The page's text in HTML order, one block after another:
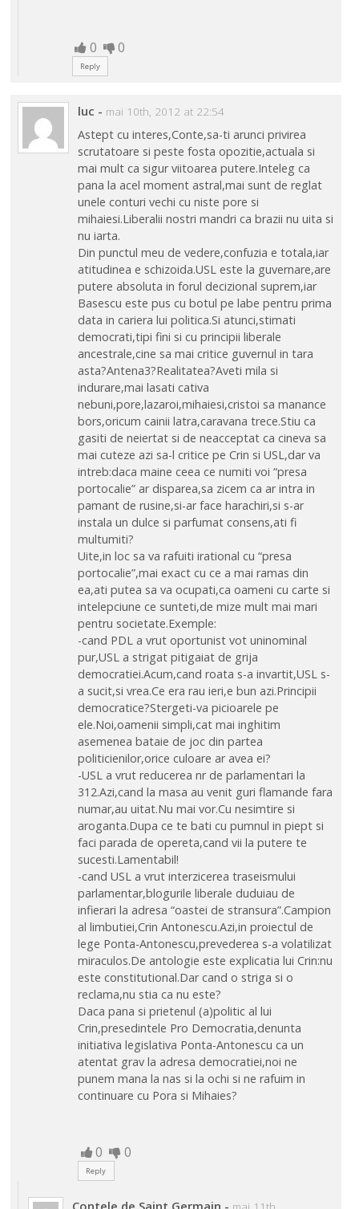
0 0
Reply
luc - mai 10th, 2012 at 22:54
Astept cu interes,Conte,sa-ti arunci privirea
scrutatoare si peste fosta opozitie,actuala si
mai mult ca sigur viitoarea putere.Inteleg ca
pana la acel moment astral,mai sunt de reglat
unele conturi vechi cu niste pore si
mihaiesi.Liberalii nostri mandri ca brazii nu uita si
nu iarta.
Din punctul meu de vedere,confuzia e totala,iar
atitudinea e schizoida.USL este la guvernare,are
putere absoluta in forul decizional suprem,iar
Basescu este pus cu botul pe labe pentru prima
data in cariera lui politica.Si atunci,stimati
democrati,tipi fini si cu principii liberale
ancestrale,cine sa mai critice guvernul in tara
asta?Antena3?Realitatea?Aveti mila si
indurare,mai lasati cativa
nebuni,pore,lazaroi,mihaiesi,cristoi sa manance
bors,oricum cainii latra,caravana trece.Stiu ca
gasiti de neiertat si de neacceptat ca cineva sa
mai cuteze azi sa-l critice pe Crin si USL,dar va
intreb:daca maine ceea ce numiti voi “presa
portocalie” ar disparea,sa zicem ca ar intra in
pamant de rusine,si-ar face harachiri,si s-ar
instala un dulce si parfumat consens,ati fi
multumiti?
Uite,in loc sa va rafuiti irational cu “presa
portocalie”,mai exact cu ce a mai ramas din
ea,ati putea sa va ocupati,ca oameni cu carte si
intelepciune ce sunteti,de mize mult mai mari
pentru societate.Exemple:
-cand PDL a vrut oportunist vot uninominal
pur,USL a strigat pitigaiat de grija
democratiei.Acum,cand roata s-a invartit,USL s-
a sucit,si vrea.Ce era rau ieri,e bun azi.Principii
democratice?Stergeti-va picioarele pe
ele.Noi,oamenii simpli,cat mai inghitim
asemenea bataie de joc din partea
politicienilor,orice culoare ar avea ei?
-USL a vrut reducerea nr de parlamentari la
312.Azi,cand la masa au venit guri flamande fara
numar,au uitat.Nu mai vor.Cu nesimtire si
aroganta.Dupa ce te bati cu pumnul in piept si
faci parada de opereta,cand vii la putere te
sucesti.Lamentabil!
-cand USL a vrut interzicerea traseismului
parlamentar,blogurile liberale duduiau de
infierari la adresa “oastei de stransura”.Campion
al limbutiei,Crin Antonescu.Azi,in proiectul de
lege Ponta-Antonescu,prevederea s-a volatilizat
miraculos.De antologie este explicatia lui Crin:nu
este constitutional.Dar cand o striga si o
reclama,nu stia ca nu este?
Daca pana si prietenul (a)politic al lui
Crin,presedintele Pro Democratia,denunta
initiativa legislativa Ponta-Antonescu ca un
atentat grav la adresa democratiei,noi ne
punem mana la nas si la ochi si ne rafuim in
continuare cu Pora si Mihaies?
0 0
Reply
Contele de Saint Germain -